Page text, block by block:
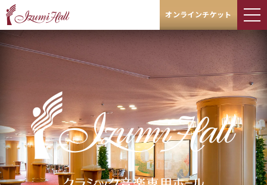
オンラインチケット